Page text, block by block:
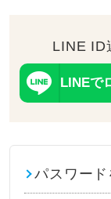
LINE ID
LINEで
パスワー